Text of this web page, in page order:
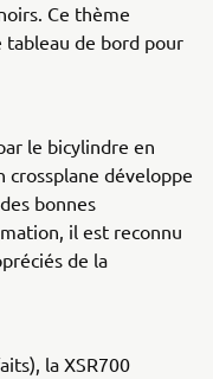
Ce thème
de bord pour
le bicylindre en
crossplane développe
bonnes
il est reconnu
de la
la XSR700